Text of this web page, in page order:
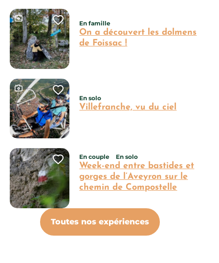
On a découvert les dolmens
de Foissac !
En famille
Ce contenu contient une galerie photo
Ajouter cette page au carnet
Villefranche, vu du ciel
En solo
Ce contenu contient une galerie photo
Ajouter cette page au carnet
Week-end entre bastides et
gorges de l’Aveyron sur le
chemin de Compostelle
En couple En solo
Ajouter cette page au carnet
Toutes nos expériences